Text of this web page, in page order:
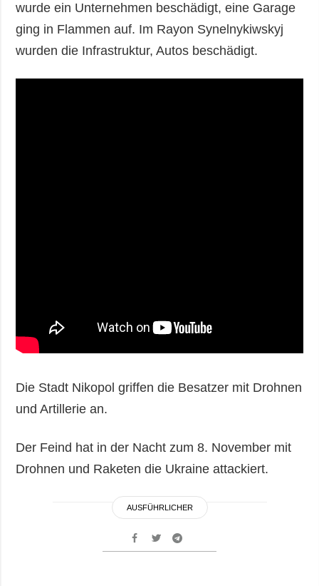
wurde ein Unternehmen beschädigt, eine Garage
ging in Flammen auf. Im Rayon Synelnykiwskyj
wurden die Infrastruktur, Autos beschädigt.
Die Stadt Nikopol griffen die Besatzer mit Drohnen
und Artillerie an.
Der Feind hat in der Nacht zum 8. November mit
Drohnen und Raketen die Ukraine attackiert.
AUSFÜHRLICHER